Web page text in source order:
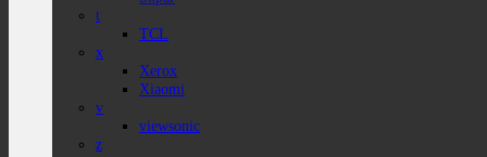
t
TCL
x
Xerox
Xiaomi
v
viewsonic
z